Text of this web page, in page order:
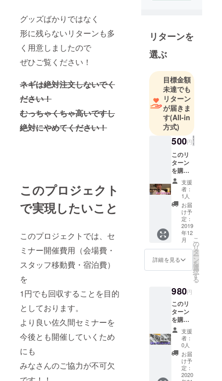
グッズばかりではなく
形に残らないリターンも多
く用意しましたので
ぜひご覧ください！
ネギは絶対注文しないでく
ださい！
むっちゃくちゃ高いですし
絶対にやめてください！
このプロジェクト
で実現したいこと
このプロジェクトでは、セ
ミナー開催費用（会場費・
スタッフ移動費・宿泊費）
を
1円でも回収することを目的
としております。
より良い佐久間セミナーを
今後とも開催していくため
にも
みなさんのご協力が不可欠
リターンを
選ぶ
目標金額
未達でも
リターン
が届きま
す(All-in
方式)
500円
このリ
ターン
を購入
してい
ただく
と、佐
久間が
しっか
りと5
秒、他
の方と
は差別
化され
た圧倒
的に心
に残る
しま
す。 そ
して
「握手
大好
き」の
称号を
授与し
ます。
※退出時
の握手
は全員
支援
者：
1人
お届
け予
定：
2019
年12
月
詳細を見る
こ
の
リ
タ
ー
ン
を
選
択
す
る
980円
このリ
ターン
を購入
してい
ただく
と 後日
あなた
のもと
へなぜ
か自動
支援
者：
0人
お届
け予
定：
2020